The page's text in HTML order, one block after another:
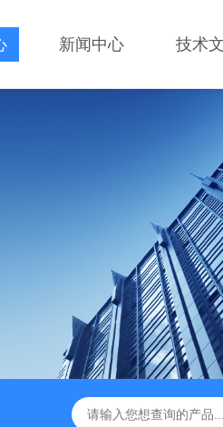
新闻中心 技术
试剂盒,免费代测